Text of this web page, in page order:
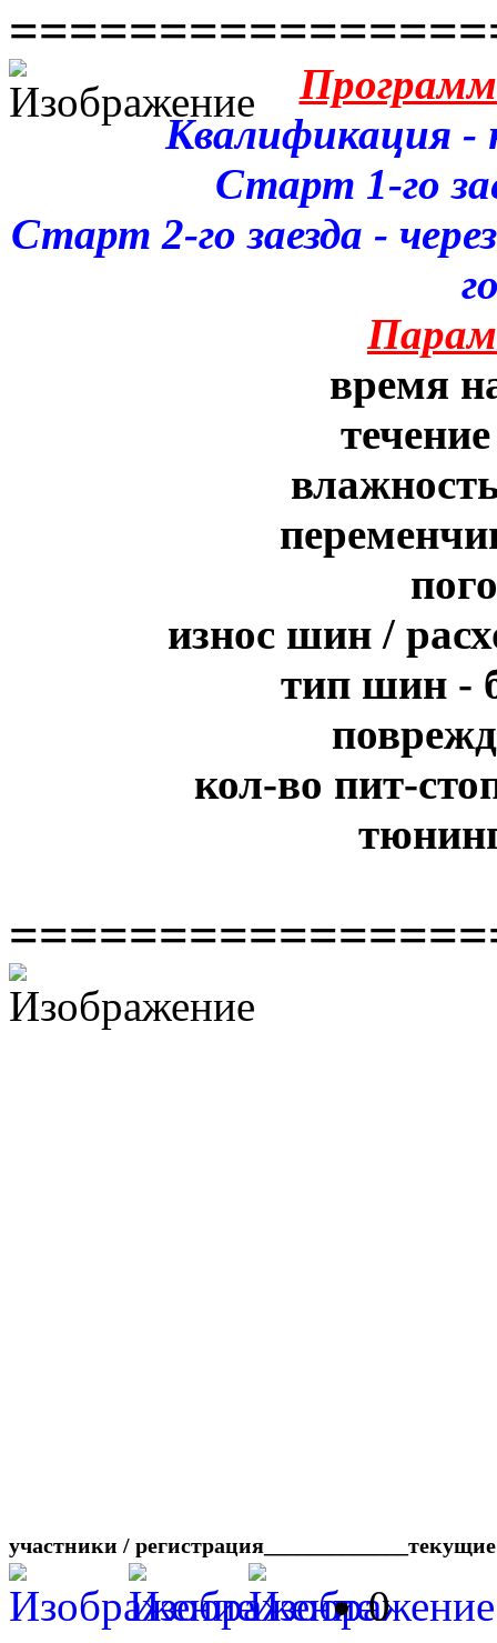
Квалификация -
Старт 1-го
Старт 2-го заезда -
время
износ шин /
тип шин -
кол-во пит-
участники /
0